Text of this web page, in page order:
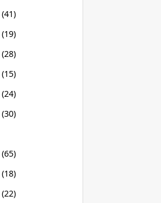
(41)
(19)
(28)
(15)
(24)
(30)
(65)
(18)
(22)